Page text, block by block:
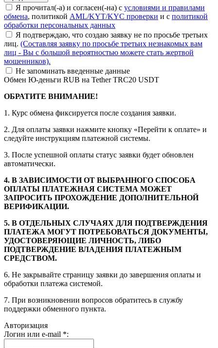
Я прочитал(-а) и согласен(-на) с условиями и правилами
обмена, политикой AML/KYT/KYC проверки и с политикой
обработки персональных данных
Я подтверждаю, что создаю заявку не по просьбе третьих
лиц. (Составляя заявку по просьбе третьих незнакомых вам
лиц - Вы с большой вероятностью можете стать жертвой
мошенников).
Не запоминать введенные данные
Обмен Ю-деньги RUB на Tether TRC20 USDT
ОБРАТИТЕ ВНИМАНИЕ!
1. Курс обмена фиксируется после создания заявки.
2. Для оплаты заявки нажмите кнопку «Перейти к оплате» и
следуйте инструкциям платежной системы.
3. После успешной оплаты статус заявки будет обновлен
автоматически.
4. В ЗАВИСИМОСТИ ОТ ВЫБРАННОГО СПОСОБА
ОПЛАТЫ ПЛАТЕЖНАЯ СИСТЕМА МОЖЕТ
ЗАПРОСИТЬ ПРОХОЖДЕНИЕ ДОПОЛНИТЕЛЬНОЙ
ВЕРИФИКАЦИИ.
5. В ОТДЕЛЬНЫХ СЛУЧАЯХ ДЛЯ ПОДТВЕРЖДЕНИЯ
ПЛАТЕЖА МОГУТ ПОТРЕБОВАТЬСЯ ДОКУМЕНТЫ,
УДОСТОВЕРЯЮЩИЕ ЛИЧНОСТЬ, ЛИБО
ПОДТВЕРЖДЕНИЕ ВЛАДЕНИЯ ПЛАТЕЖНЫМ
СРЕДСТВОМ.
6. Не закрывайте страницу заявки до завершения оплаты и
обработки платежа системой.
7. При возникновении вопросов обратитесь в службу
поддержки обменного пункта.
Авторизация
Логин или e-mail *: